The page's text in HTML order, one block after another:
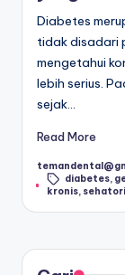
n
e
si
a
C
e
ri
Diabetes
tidak disadari
mengetahui
lebih serius.
sejak…
Read More
Posted
byTags:diabetes,
kronis,